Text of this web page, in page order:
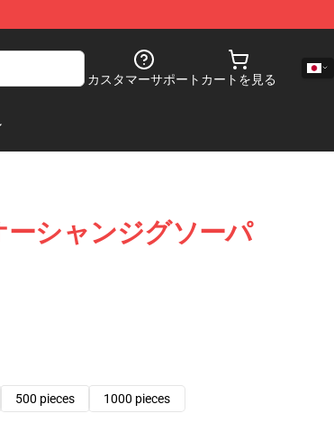
カスタマーサポート カートを見る
シャンジグソーパ
500 pieces 1000 pieces